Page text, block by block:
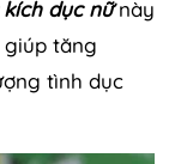
dục nữnày
giúp tăng
tình dục